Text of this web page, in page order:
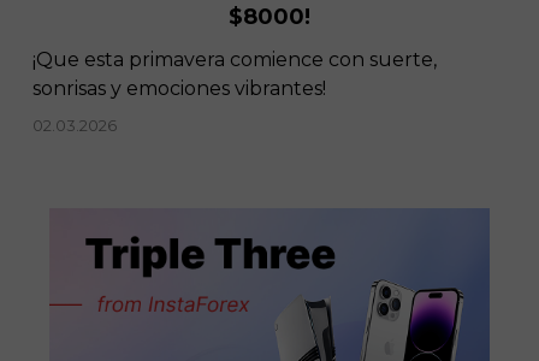
$8000!
¡Que esta primavera comience con suerte,
sonrisas y emociones vibrantes!
02.03.2026